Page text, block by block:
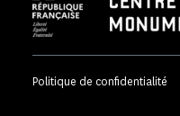
Politique de confidentialité